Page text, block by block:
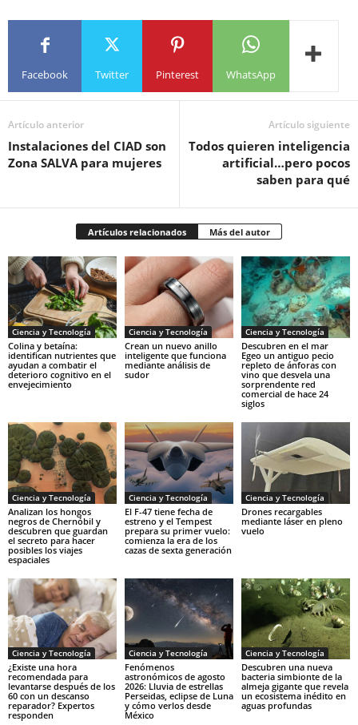
Facebook Twitter Pinterest WhatsApp
Artículo anterior
Instalaciones del CIAD son
Zona SALVA para mujeres
Artículo siguiente
Todos quieren inteligencia
artificial…pero pocos
saben para qué
Artículos relacionados Más del autor
Ciencia y Tecnología
Colina y betaína:
identifican nutrientes que
ayudan a combatir el
deterioro cognitivo en el
envejecimiento
Ciencia y Tecnología
Crean un nuevo anillo
inteligente que funciona
mediante análisis de
sudor
Ciencia y Tecnología
Descubren en el mar
Egeo un antiguo pecio
repleto de ánforas con
vino que desvela una
sorprendente red
comercial de hace 24
siglos
Ciencia y Tecnología
Analizan los hongos
negros de Chernóbil y
descubren que guardan
el secreto para hacer
posibles los viajes
espaciales
Ciencia y Tecnología
El F-47 tiene fecha de
estreno y el Tempest
prepara su primer vuelo:
comienza la era de los
cazas de sexta generación
Ciencia y Tecnología
Drones recargables
mediante láser en pleno
vuelo
Ciencia y Tecnología
¿Existe una hora
recomendada para
levantarse después de los
60 con un descanso
reparador? Expertos
responden
Ciencia y Tecnología
Fenómenos
astronómicos de agosto
2026: Lluvia de estrellas
Perseidas, eclipse de Luna
y cómo verlos desde
México
Ciencia y Tecnología
Descubren una nueva
bacteria simbionte de la
almeja gigante que revela
un ecosistema inédito en
aguas profundas